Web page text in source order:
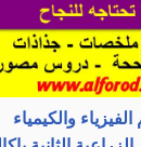
والكيمياء